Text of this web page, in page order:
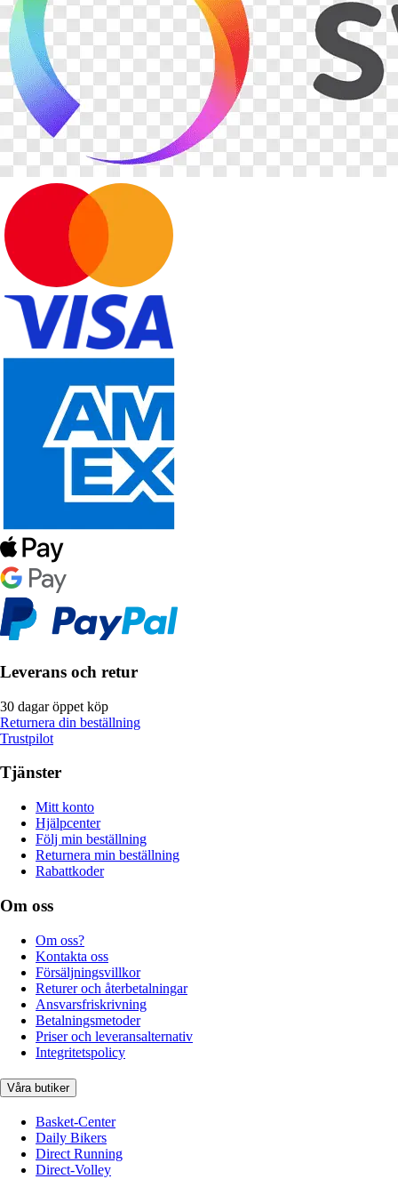
Leverans och retur
30 dagar öppet köp
Returnera din beställning
Trustpilot
Tjänster
Mitt konto
Hjälpcenter
Följ min beställning
Returnera min beställning
Rabattkoder
Om oss
Om oss?
Kontakta oss
Försäljningsvillkor
Returer och återbetalningar
Ansvarsfriskrivning
Betalningsmetoder
Priser och leveransalternativ
Integritetspolicy
Våra butiker
Basket-Center
Daily Bikers
Direct Running
Direct-Volley